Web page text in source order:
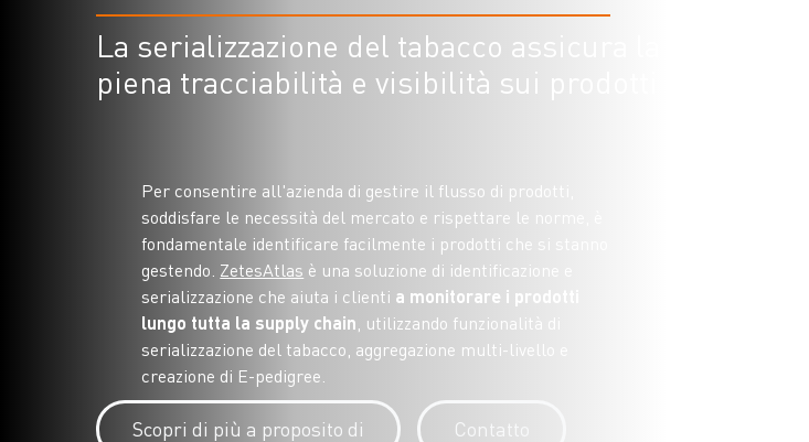
La serializzazione del tabacco assicura la
piena tracciabilità e visibilità sui prodotti
Per consentire all'azienda di gestire il flusso di prodotti,
soddisfare le necessità del mercato e rispettare le norme, è
fondamentale identificare facilmente i prodotti che si stanno
gestendo. ZetesAtlas è una soluzione di identificazione e
serializzazione che aiuta i clienti a monitorare i prodotti
lungo tutta la supply chain , utilizzando funzionalità di
serializzazione del tabacco, aggregazione multi-livello e
creazione di E-pedigree.
Scopri di più a proposito di Contatto